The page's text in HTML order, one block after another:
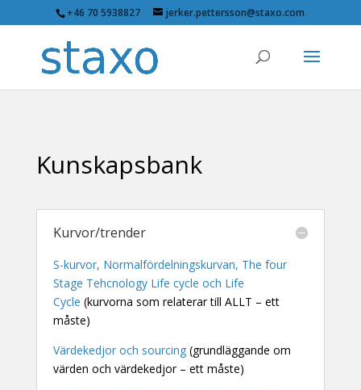
+46 70 5938827 jerker.pettersson@staxo.com
Kunskapsbank
Kurvor/trender
S-kurvor, Normalfördelningskurvan, The four
Stage Tehcnology Life cycle och Life
Cycle (kurvorna som relaterar till ALLT – ett
måste)
Värdekedjor och sourcing(grundläggande om
värden och värdekedjor – ett måste)